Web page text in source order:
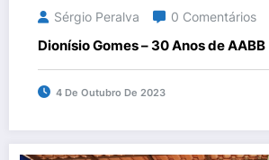
Sérgio Peralva 0 Comentários
Dionísio Gomes – 30 Anos de AABB
4 De Outubro De 2023